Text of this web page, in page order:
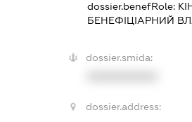
dossier.benefRole:
БЕНЕФІЦІАРНИЙ
dossier.smida:
dossier.address: